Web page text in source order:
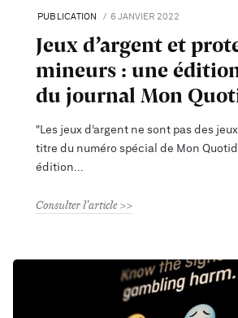
PUBLICATION 6 JANVIER 2022
Jeux d’argent et
mineurs : une
du journal Mon
"Les jeux d’argent ne sont pas des jeux
titre du numéro spécial de Mon
édition
Consulter l'article